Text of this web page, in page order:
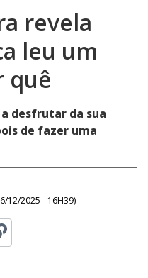
revela
leu um
quê
desfrutar da sua
de fazer uma
12/2025 - 16H39)